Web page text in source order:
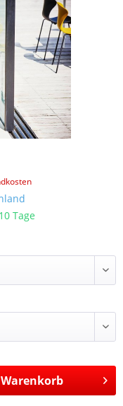
Tage
Warenkorb